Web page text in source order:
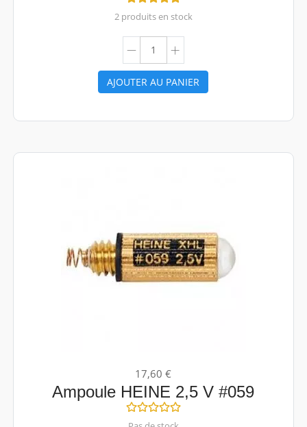
2 produits en stock
AJOUTER AU PANIER
17,60 €
Ampoule HEINE 2,5 V #059